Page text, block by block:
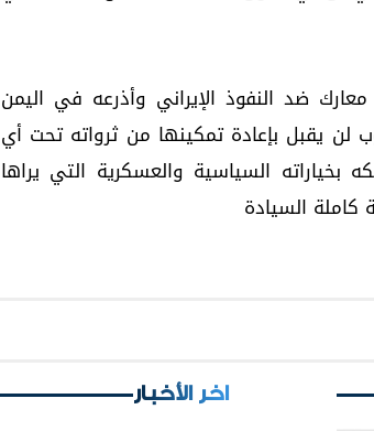
ضد النفوذ الإيراني وأذرعه في اليمن
لن يقبل بإعادة تمكينها من ثرواته تحت أي
السياسية والعسكرية التي يراها
السيادة
اخر الأخبار